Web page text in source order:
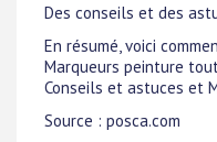
Des conseils et des
En résumé, voici
Marqueurs peinture
Conseils et astuces et
Source : posca.com